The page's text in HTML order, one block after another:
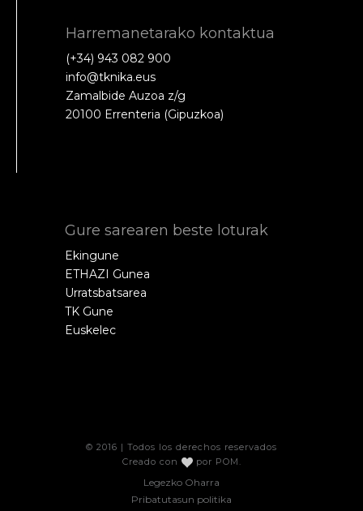
Harremanetarako kontaktua
(+34) 943 082 900
info@tknika.eus
Zamalbide Auzoa z/g
20100 Errenteria (Gipuzkoa)
Gure sarearen beste loturak
Ekingune
ETHAZI Gunea
Urratsbatsarea
TK Gune
Euskelec
© 2016 | Todos los derechos reservados
Creado con
por POM
Legezko Oharra
Pribatutasun politika